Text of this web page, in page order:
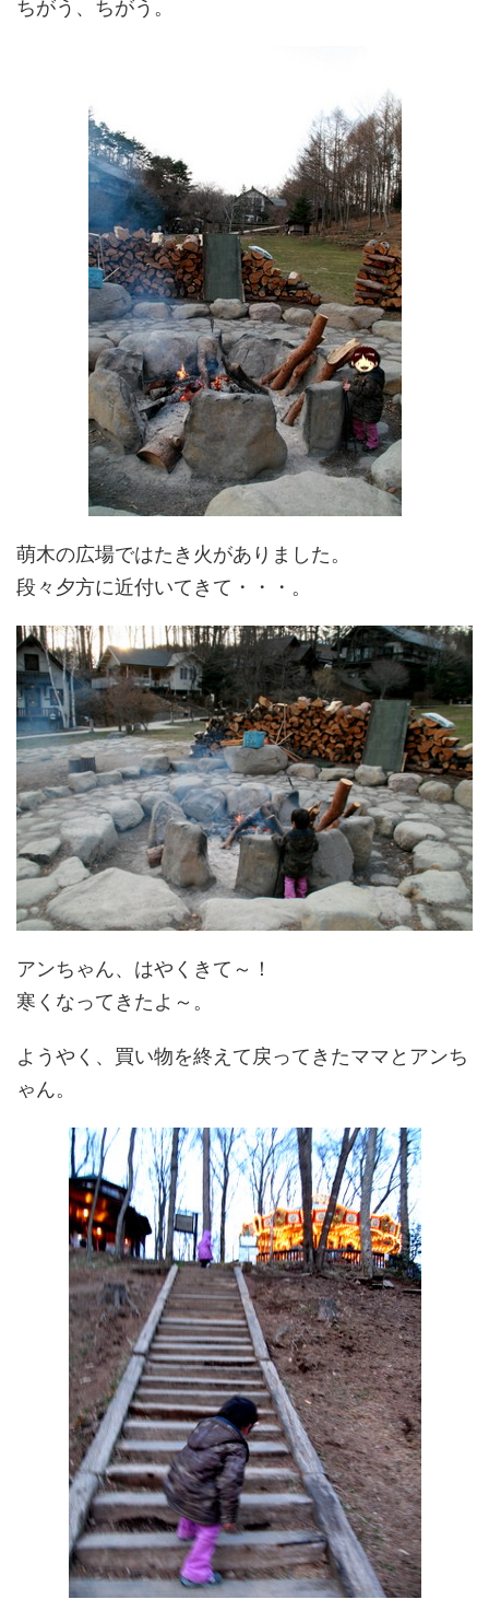
ちがう、ちがう。
萌木の広場ではたき火がありました。
段々夕方に近付いてきて・・・。
アンちゃん、はやくきて～！
寒くなってきたよ～。
ようやく、買い物を終えて戻ってきたママとアンち
ゃん。